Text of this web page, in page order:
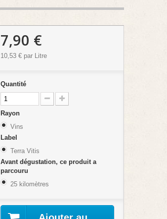
7,90 €
10,53 €par Litre
Quantité
Rayon
Vins
Label
Terra Vitis
Avant dégustation, ce produit a
parcouru
25 kilomètres